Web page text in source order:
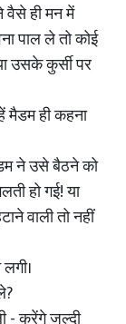
वैसे ही मन में
पाल ले तो कोई
उसके कुर्सी पर
मैडम ही कहना
ने उसे बैठने को
हो गई! या
वाली तो नहीं